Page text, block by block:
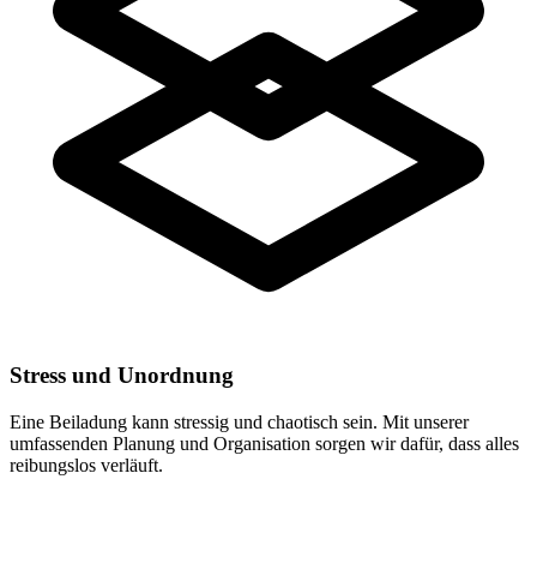
Stress und Unordnung
Eine Beiladung kann stressig und chaotisch sein. Mit unserer
umfassenden Planung und Organisation sorgen wir dafür, dass alles
reibungslos verläuft.